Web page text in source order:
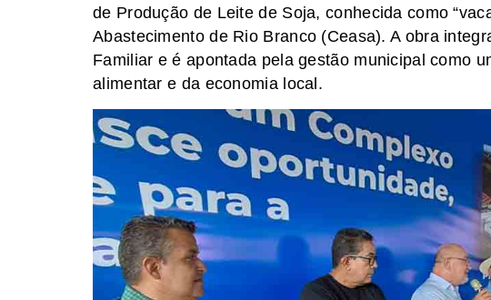
de Produção de Leite de Soja, conhecida como
Abastecimento de Rio Branco (Ceasa). A obra
Familiar e é apontada pela gestão municipal como
alimentar e da economia local.